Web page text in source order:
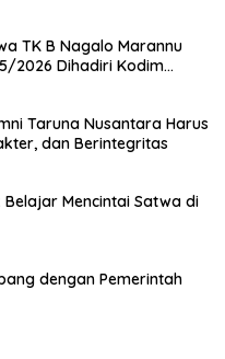
TK B Nagalo Marannu
2026 Dihadiri Kodim
Taruna Nusantara Harus
dan Berintegritas
Mencintai Satwa di
dengan Pemerintah